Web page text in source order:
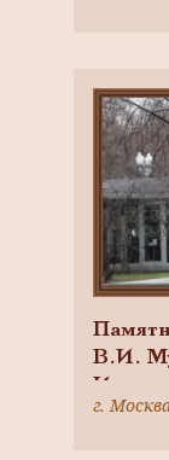
В.И.
г.